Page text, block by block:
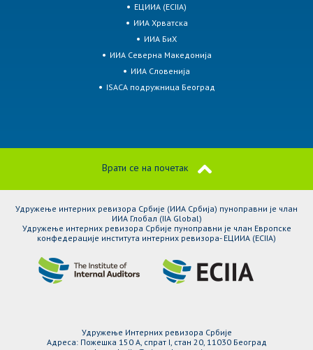
ЕЦИИА (ECIIA)
ИИА Хрватска
ИИА БиХ
ИИА Северна Македонија
ИИА Словенија
ISACA подружница Београд
Врати се на почетак
Удружење интерних ревизора Србије (ИИА Србија) пуноправни је члан
ИИА Глобал (IIA Global)
Удружење интерних ревизора Србије пуноправни је члан Европске
конфедерације института интерних ревизора- ЕЦИИА (ЕCIIA)
Удружење Интерних ревизора Србије
Адреса: Пожешка 150 A, спрат I, стан 20, 11030 Београд